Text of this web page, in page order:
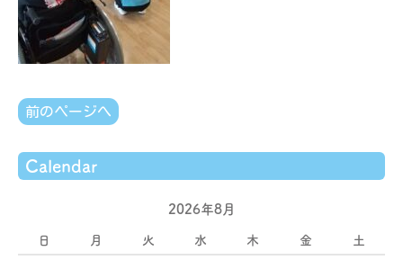
前のページへ
Calendar
2026年8月
日 月 火 水 木 金 土